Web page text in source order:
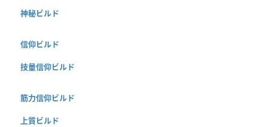
神秘ビルド
信仰ビルド
技量信仰ビルド
筋力信仰ビルド
上質ビルド